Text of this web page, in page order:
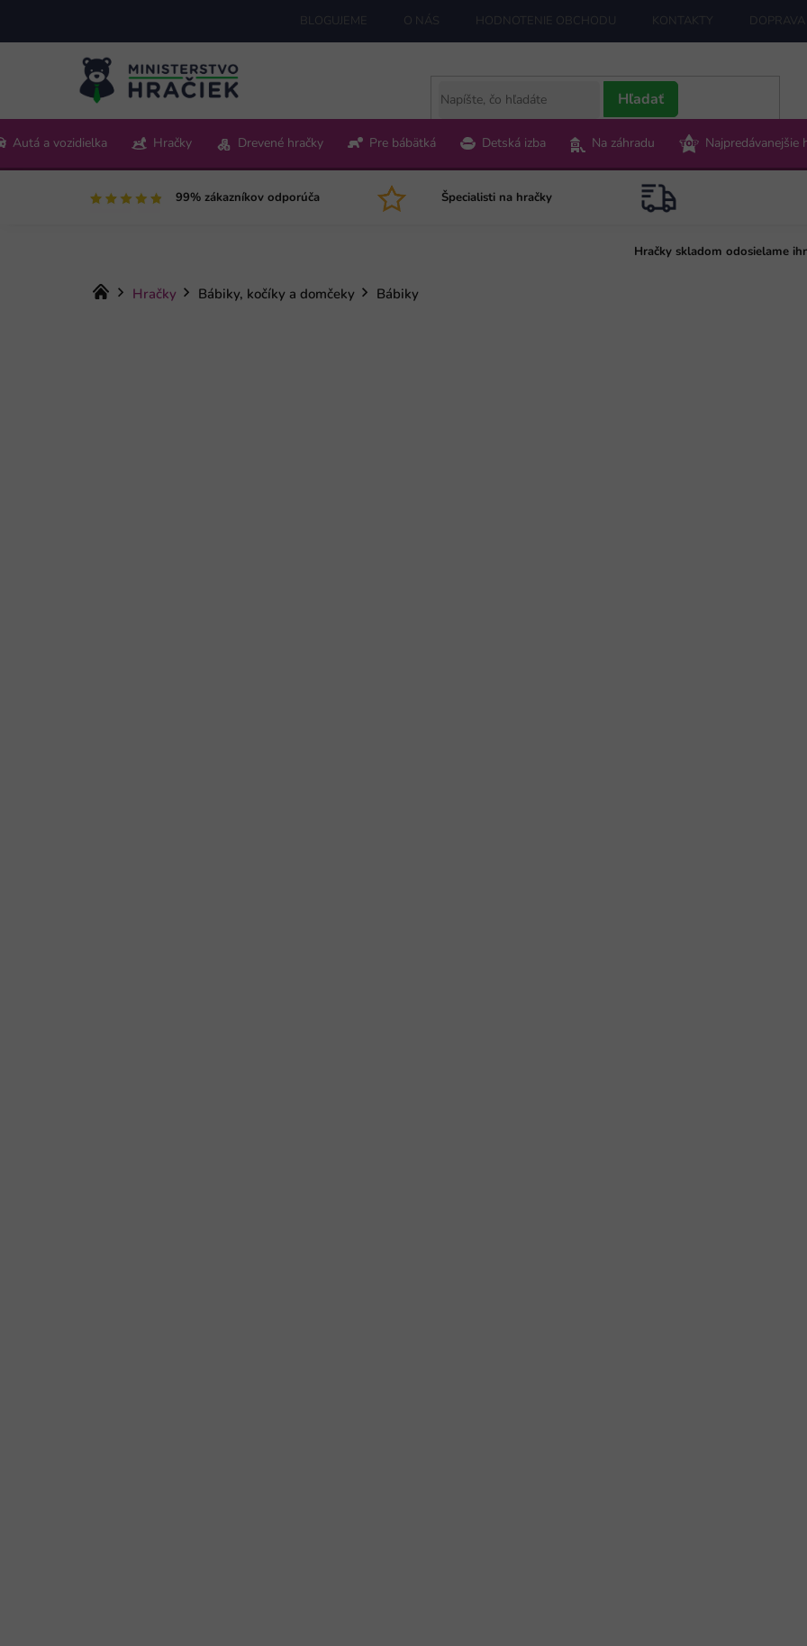
obsah
BLOGUJEME O NÁS HODNOTENIE OBCHODU KONTAKTY
Pon-Pia 9:00-15:00
Hľadať
Autá a vozidielka Hračky Drevené hračky Pre bábätká Detská izba Na záhradu Najpredávanejšie
99% zákazníkov odporúča Špecialisti na hračky
Hračky skladom odosielame
Domov
Hračky Bábiky, kočíky a domčeky Bábiky